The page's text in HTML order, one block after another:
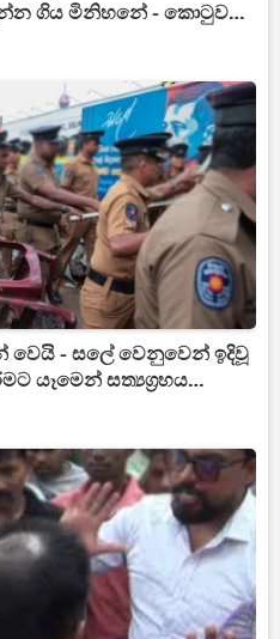
ගිය මිනිහනේ - කොටුවම
- සලේ වෙනුවෙන් ඉදිවූ
යෑමෙන් සත්‍යග්‍රහය